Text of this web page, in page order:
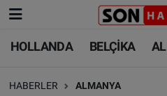
HOLLANDA BELÇİKA
HABERLER ALMANYA
HOLLANDA
BELÇİKA
HOLLANDA
BELÇİKA
Nöbetçi Eczaneler
Hava Durumu